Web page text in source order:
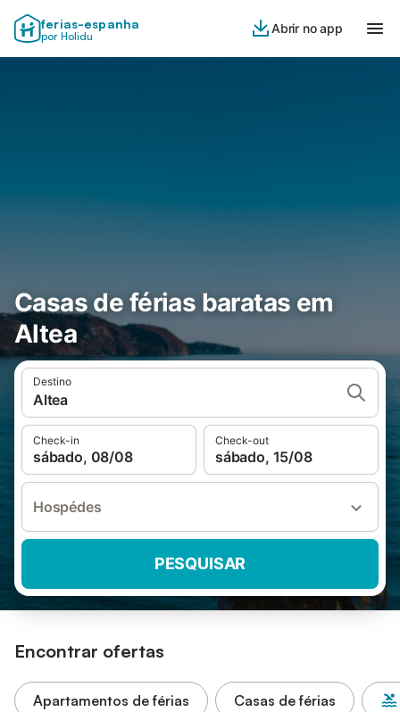
ferias-espanha
por Holidu
Abrir no app
Casas de férias baratas em
Altea
Destino
Altea
Check-in
sábado, 08/08
Check-out
sábado, 15/08
Hospédes
PESQUISAR
Encontrar ofertas
Apartamentos de férias Casas de férias